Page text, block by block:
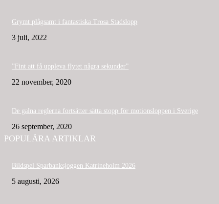
Grymt plågsamt i fantastiska Trosa Stadslopp
3 juli, 2022
”Fint att få uppleva flytet några sekunder”
22 november, 2020
De galna reglerna fortsätter sätta stopp för motionsloppen i Sverige
26 september, 2020
POPULÄRA ARTIKLAR
Bildspel Sparbanksjoggen Katrineholm 2026
5 augusti, 2026